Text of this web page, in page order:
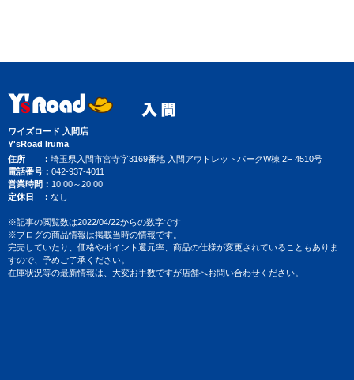
ワイズロード 入間店
Y'sRoad Iruma
住所
埼玉県入間市宮寺字3169番地 入間アウトレットパークW棟 2F 4510号
電話番号
042-937-4011
営業時間
10:00～20:00
定休日
なし
※記事の閲覧数は2022/04/22からの数字です
※ブログの商品情報は掲載当時の情報です。
完売していたり、価格やポイント還元率、商品の仕様が変更されていることもありま
すので、予めご了承ください。
在庫状況等の最新情報は、大変お手数ですが店舗へお問い合わせください。